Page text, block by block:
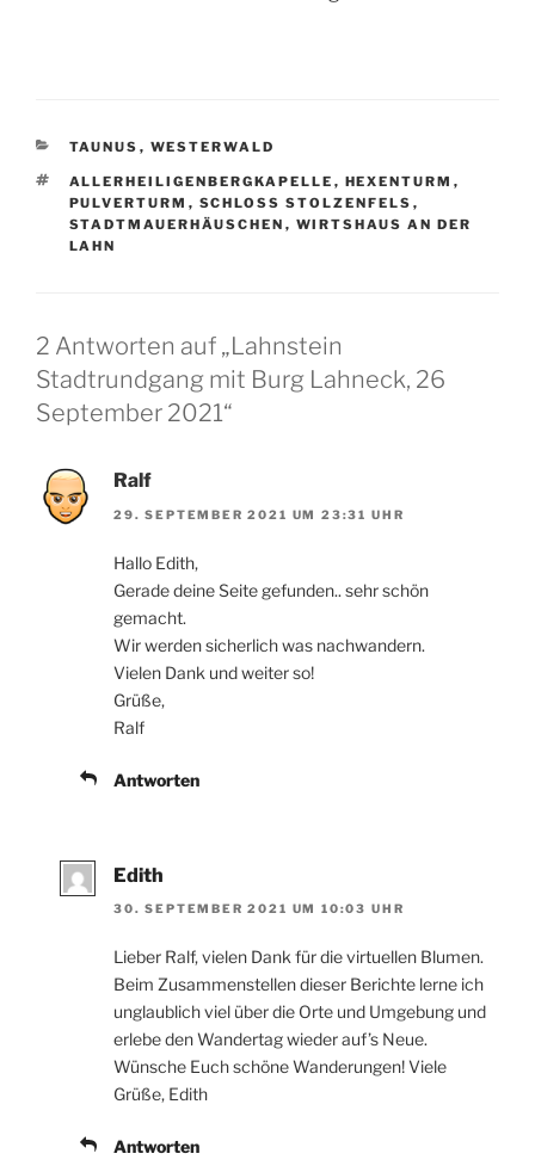
KATEGORIEN
TAUNUS , WESTERWALD
SCHLAGWÖRTER
ALLERHEILIGENBERGKAPELLE , HEXENTURM ,
PULVERTURM , SCHLOSS STOLZENFELS ,
STADTMAUERHÄUSCHEN , WIRTSHAUS AN DER
LAHN
2 Antworten auf „Lahnstein
Stadtrundgang mit Burg Lahneck, 26
September 2021“
Ralf
29. SEPTEMBER 2021 UM 23:31 UHR
Hallo Edith,
Gerade deine Seite gefunden.. sehr schön
gemacht.
Wir werden sicherlich was nachwandern.
Vielen Dank und weiter so!
Grüße,
Ralf
Antworten
Edith
30. SEPTEMBER 2021 UM 10:03 UHR
Lieber Ralf, vielen Dank für die virtuellen Blumen.
Beim Zusammenstellen dieser Berichte lerne ich
unglaublich viel über die Orte und Umgebung und
erlebe den Wandertag wieder auf’s Neue.
Wünsche Euch schöne Wanderungen! Viele
Grüße, Edith
Antworten